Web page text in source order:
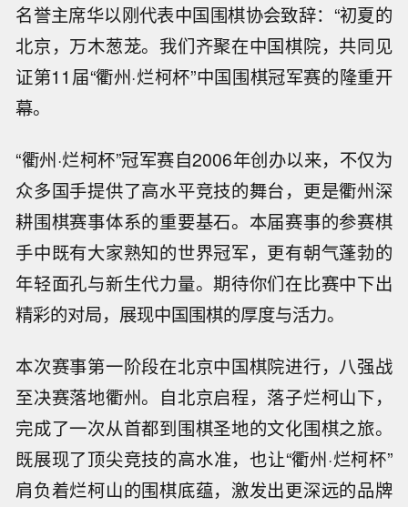
名誉主席华以刚代表中国围棋协会致辞：“初夏的
北京，万木葱茏。我们齐聚在中国棋院，共同见
证第11届“衢州·烂柯杯”中国围棋冠军赛的隆重开
幕。
“衢州·烂柯杯”冠军赛自2006年创办以来，不仅为
众多国手提供了高水平竞技的舞台，更是衢州深
耕围棋赛事体系的重要基石。本届赛事的参赛棋
手中既有大家熟知的世界冠军，更有朝气蓬勃的
年轻面孔与新生代力量。期待你们在比赛中下出
精彩的对局，展现中国围棋的厚度与活力。
本次赛事第一阶段在北京中国棋院进行，八强战
至决赛落地衢州。自北京启程，落子烂柯山下，
完成了一次从首都到围棋圣地的文化围棋之旅。
既展现了顶尖竞技的高水准，也让“衢州·烂柯杯”
肩负着烂柯山的围棋底蕴，激发出更深远的品牌